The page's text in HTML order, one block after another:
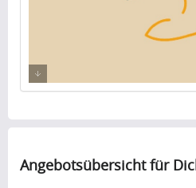
Angebotsübersicht für